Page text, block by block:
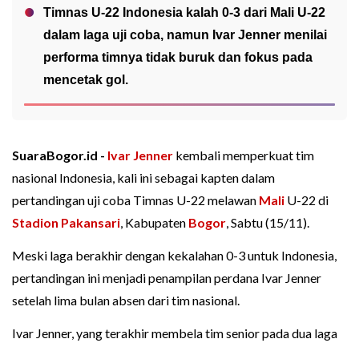
Timnas U-22 Indonesia kalah 0-3 dari Mali U-22
dalam laga uji coba, namun Ivar Jenner menilai
performa timnya tidak buruk dan fokus pada
mencetak gol.
SuaraBogor.id - Ivar Jenner kembali memperkuat tim
nasional Indonesia, kali ini sebagai kapten dalam
pertandingan uji coba Timnas U-22 melawan Mali U-22 di
Stadion Pakansari, Kabupaten Bogor, Sabtu (15/11).
Meski laga berakhir dengan kekalahan 0-3 untuk Indonesia,
pertandingan ini menjadi penampilan perdana Ivar Jenner
setelah lima bulan absen dari tim nasional.
Ivar Jenner, yang terakhir membela tim senior pada dua laga